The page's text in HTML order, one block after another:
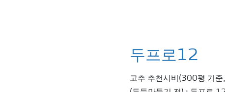
두프로12
고추 추천시비(300평 기준